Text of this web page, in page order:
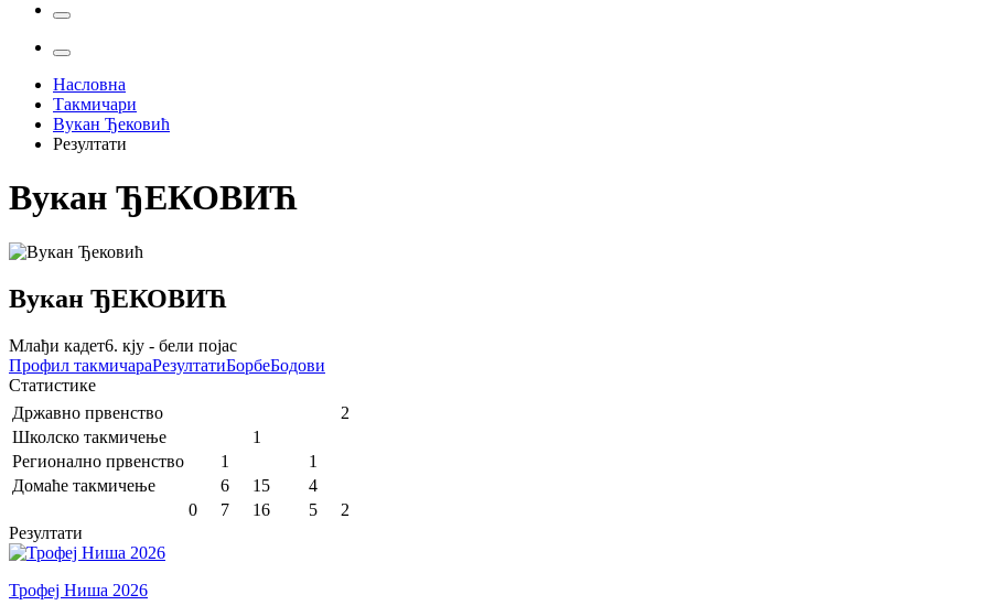
Насловна
Такмичари
Вукан Ђековић
Резултати
Вукан ЂЕКОВИЋ
Вукан ЂЕКОВИЋ
Млађи кадет6. кју - бели појас
Профил такмичараРезултатиБорбеБодови
Статистике
Државно првенство
2
Школско такмичење
1
Регионално првенство
1
1
Домаће такмичење
6 15
4
0
7 16 5
2
Резултати
Трофеј Ниша 2026